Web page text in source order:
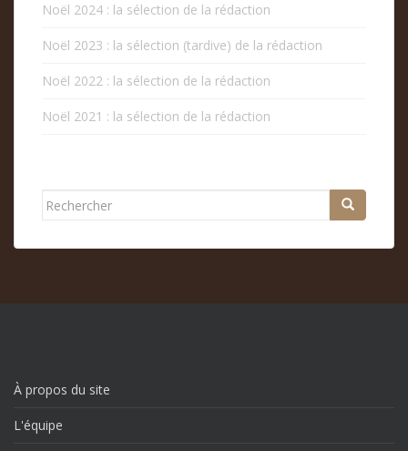
Noël 2024 : la sélection de la rédaction
Noël 2023 : la sélection (tardive) de la rédaction
Noël 2022 : la sélection de la rédaction
Noël 2021 : la sélection de la rédaction
Rechercher...
À propos du site
L'équipe